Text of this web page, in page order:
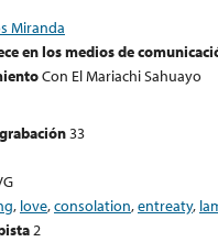
Miranda
en los medios de
Con El Mariachi Sahuayo
33
, love,consolation,entreaty,
2